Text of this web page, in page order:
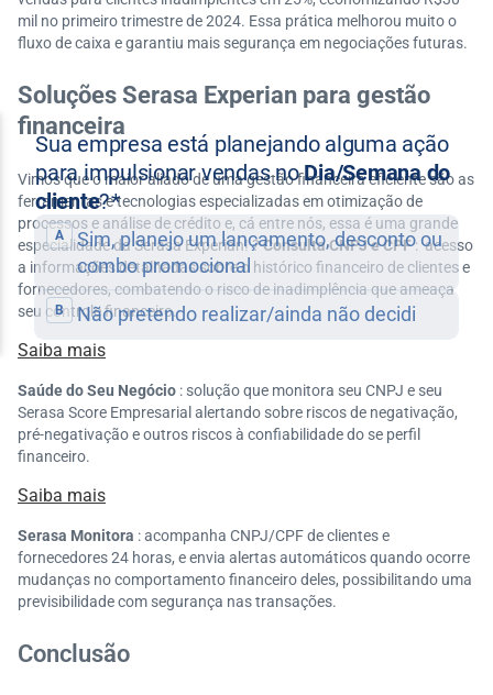
mil no primeiro trimestre de 2024. Essa prática melhorou muito o
fluxo de caixa e garantiu mais segurança em negociações futuras.
Soluções Serasa Experian para gestão
financeira
Vimos que o maior aliado de uma gestão financeira eficiente são as
ferramentas e tecnologias especializadas em otimização de
processos e análise de crédito e, cá entre nós, essa é uma grande
especialidade da Serasa Experian! ?Consulta CNPJ e CPF: acesso
a informações detalhadas sobre o histórico financeiro de clientes e
fornecedores, combatendo o risco de inadimplência que ameaça
seu controle financeiro.
Saiba mais
Saúde do Seu Negócio : solução que monitora seu CNPJ e seu
Serasa Score Empresarial alertando sobre riscos de negativação,
pré-negativação e outros riscos à confiabilidade do se perfil
financeiro.
Saiba mais
Serasa Monitora : acompanha CNPJ/CPF de clientes e
fornecedores 24 horas, e envia alertas automáticos quando ocorre
mudanças no comportamento financeiro deles, possibilitando uma
previsibilidade com segurança nas transações.
Conclusão